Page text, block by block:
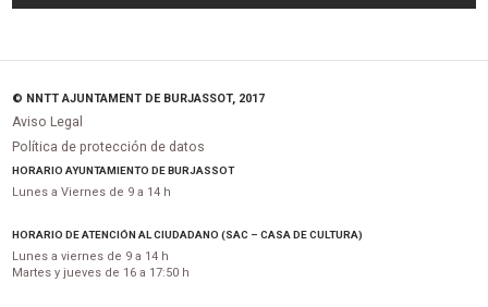
© NNTT AJUNTAMENT DE BURJASSOT, 2017
Aviso Legal
Política de protección de datos
HORARIO AYUNTAMIENTO DE BURJASSOT
Lunes a Viernes de 9 a 14 h
HORARIO DE ATENCIÓN AL CIUDADANO (SAC – CASA DE CULTURA)
Lunes a viernes de 9 a 14 h
Martes y jueves de 16 a 17:50 h